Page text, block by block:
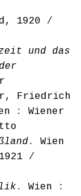
1920 /
und das
Friedrich
: Wiener
. Wien
/
. Wien :